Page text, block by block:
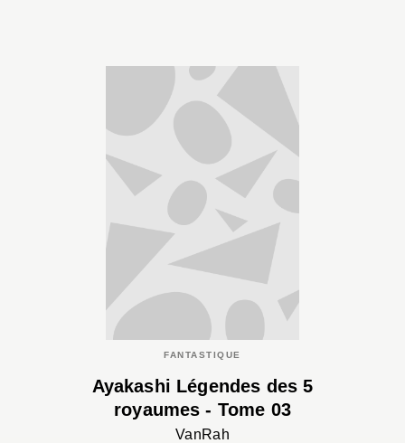
FANTASTIQUE
Ayakashi Légendes des 5
royaumes - Tome 03
VanRah